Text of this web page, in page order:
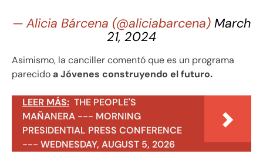
— Alicia Bárcena (@aliciabarcena) March
21, 2024
Asimismo, la canciller comentó que es un programa
parecidoa Jóvenes construyendo el futuro.
LEER MÁS: THE PEOPLE'S
MAÑANERA --- MORNING
PRESIDENTIAL PRESS CONFERENCE
--- WEDNESDAY, AUGUST 5, 2026